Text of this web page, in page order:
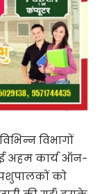
विभागों
अहम कार्य ऑन-
को